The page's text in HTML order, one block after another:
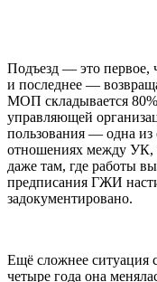
Подъезд — это первое,
и последнее —
МОП складывается 80%
управляющей
пользования — одна
отношениях между
даже там, где работы
предписания ГЖИ
задокументировано.
Ещё сложнее ситуация
четыре года она